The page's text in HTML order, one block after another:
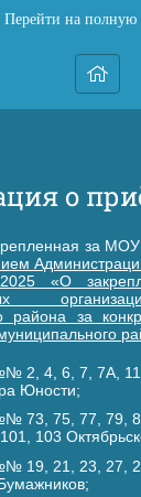
Перейти на полную
о
за
«О
района за
2, 4, 6, 7, 7А,
Юности;
73, 75, 77, 79,
103
19, 21, 23, 27,